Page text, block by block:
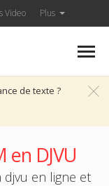
Video Plus
de texte ?
en DJVU
djvu en ligne et